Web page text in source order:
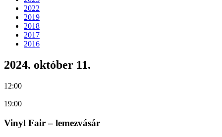
2022
2019
2018
2017
2016
2024. október 11.
12:00
19:00
Vinyl Fair – lemezvásár